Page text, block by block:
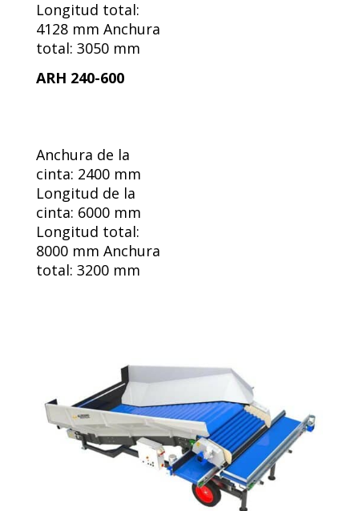
Longitud total:
4128 mm Anchura
total: 3050 mm
ARH 240-600
Anchura de la
cinta: 2400 mm
Longitud de la
cinta: 6000 mm
Longitud total:
8000 mm Anchura
total: 3200 mm